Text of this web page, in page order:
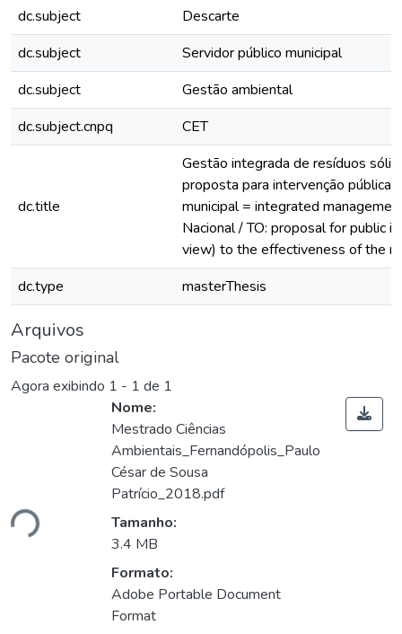
dc.subject
Descarte
dc.subject
Servidor público municipal
dc.subject
Gestão ambiental
dc.subject.cnpq
CET
dc.title
Gestão integrada de resíduos
proposta para intervenção pública
municipal = integrated
Nacional / TO: proposal for public
view) to the effectiveness of the
dc.type
masterThesis
Arquivos
Pacote original
Agora exibindo 1 - 1 de 1
Nome:
Mestrado Ciências
Ambientais_Fernandópolis_Paulo
César de Sousa
Patrício_2018.pdf
Tamanho:
3.4 MB
Formato:
Adobe Portable Document
Format